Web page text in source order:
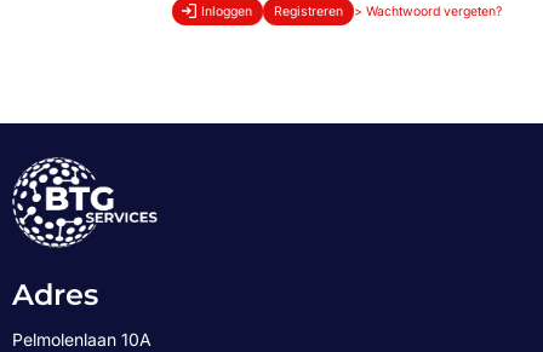
Inloggen Registreren > Wachtwoord vergeten?
Adres
Pelmolenlaan 10A